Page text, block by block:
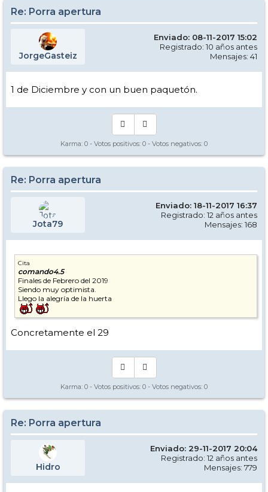
Re: Porra apertura
JorgeGasteiz
Enviado: 08-11-2017 15:02
Registrado: 10 años antes
Mensajes: 41
1 de Diciembre y con un buen paquetón.
Karma: 0 - Votos positivos: 0 - Votos negativos: 0
Re: Porra apertura
Jota79
Enviado: 18-11-2017 16:37
Registrado: 12 años antes
Mensajes: 168
Cita
comando4.5
Finales de Febrero del 2019
Siendo muy optimista.
Llego la alegría de la huerta
Concretamente el 29
Karma: 0 - Votos positivos: 0 - Votos negativos: 0
Re: Porra apertura
Hidro
Enviado: 29-11-2017 20:04
Registrado: 12 años antes
Mensajes: 779